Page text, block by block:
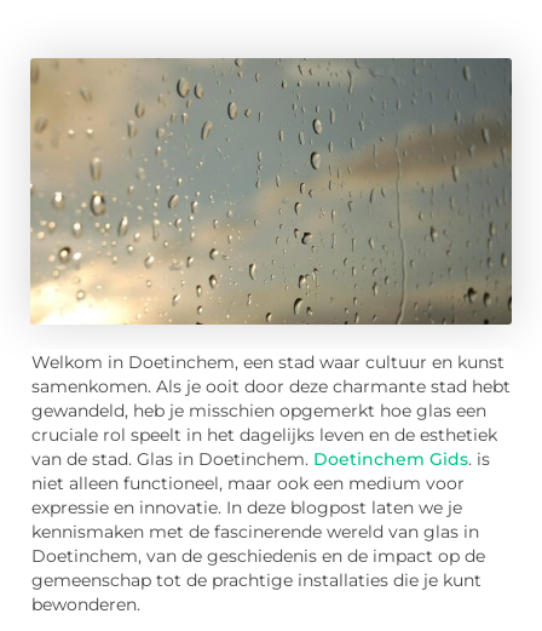
Welkom in Doetinchem, een stad waar cultuur en kunst
samenkomen. Als je ooit door deze charmante stad hebt
gewandeld, heb je misschien opgemerkt hoe glas een
cruciale rol speelt in het dagelijks leven en de esthetiek
van de stad. Glas in Doetinchem. Doetinchem Gids. is
niet alleen functioneel, maar ook een medium voor
expressie en innovatie. In deze blogpost laten we je
kennismaken met de fascinerende wereld van glas in
Doetinchem, van de geschiedenis en de impact op de
gemeenschap tot de prachtige installaties die je kunt
bewonderen.